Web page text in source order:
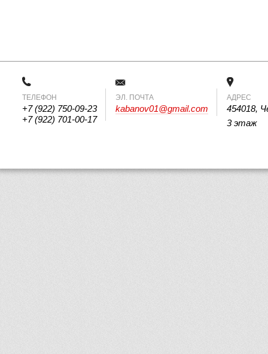
ТЕЛЕФОН
+7 (922) 750-09-23
+7 (922) 701-00-17
ЭЛ. ПОЧТА
kabanov01@gmail.com
АДРЕС
454018,
3 этаж